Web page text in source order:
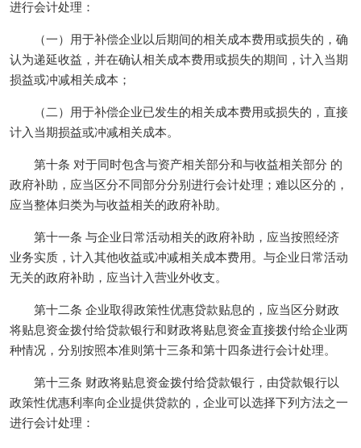
进行会计处理：
（一）用于补偿企业以后期间的相关成本费用或损失的，确
认为递延收益，并在确认相关成本费用或损失的期间，计入当期
损益或冲减相关成本；
（二）用于补偿企业已发生的相关成本费用或损失的，直接
计入当期损益或冲减相关成本。
第十条 对于同时包含与资产相关部分和与收益相关部分 的
政府补助，应当区分不同部分分别进行会计处理；难以区分的，
应当整体归类为与收益相关的政府补助。
第十一条 与企业日常活动相关的政府补助，应当按照经济
业务实质，计入其他收益或冲减相关成本费用。与企业日常活动
无关的政府补助，应当计入营业外收支。
第十二条 企业取得政策性优惠贷款贴息的，应当区分财政
将贴息资金拨付给贷款银行和财政将贴息资金直接拨付给企业两
种情况，分别按照本准则第十三条和第十四条进行会计处理。
第十三条 财政将贴息资金拨付给贷款银行，由贷款银行以
政策性优惠利率向企业提供贷款的，企业可以选择下列方法之一
进行会计处理：